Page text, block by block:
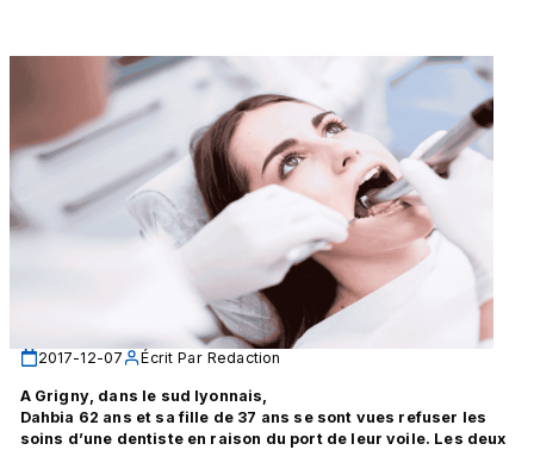
2017-12-07 Écrit Par Redaction
A Grigny, dans le sud lyonnais,
Dahbia 62 ans et sa fille de 37 ans se sont vues refuser les
soins d’une dentiste en raison du port de leur voile. Les deux